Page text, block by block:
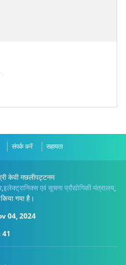
संपर्क करें सहायता
केवी मछलीपट्टनम
,इलेक्ट्रानिक्स एवं सूचना प्रौद्योगिकी मंत्रालय,
किया गया है।
04, 2024
41